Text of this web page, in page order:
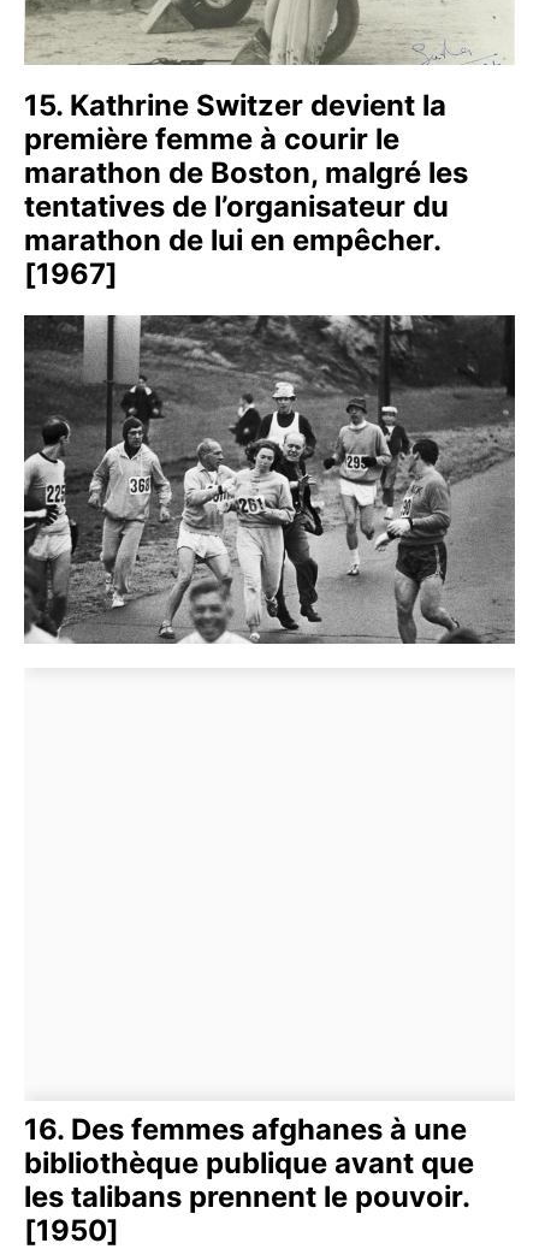
15. Kathrine Switzer devient la
première femme à courir le
marathon de Boston, malgré les
tentatives de l’organisateur du
marathon de lui en empêcher.
[1967]
16. Des femmes afghanes à une
bibliothèque publique avant que
les talibans prennent le pouvoir.
[1950]